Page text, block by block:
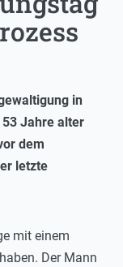
in
Jahre alter
dem
letzte
mit einem
Der Mann